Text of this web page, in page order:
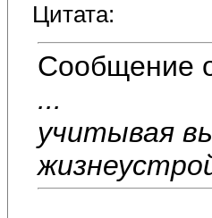
Цитата:
Сообщение
...
учитывая